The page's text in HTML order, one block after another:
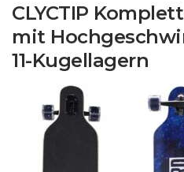
CLYCTIP
mit
11-Kugellagern